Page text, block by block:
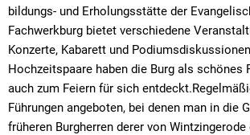
bildungs- und Erholungsstätte der
Fachwerkburg bietet verschiedene
Konzerte, Kabarett und
Hochzeitspaare haben die Burg als schönes
auch zum Feiern für sich
Führungen angeboten, bei denen man in die
früheren Burgherren derer von